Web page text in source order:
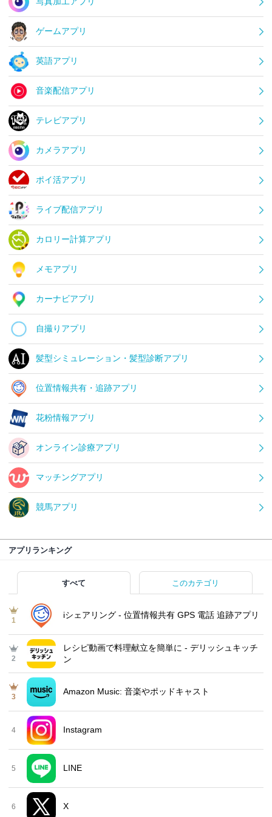
ゲームアプリ
英語アプリ
音楽配信アプリ
テレビアプリ
カメラアプリ
ポイ活アプリ
ライブ配信アプリ
カロリー計算アプリ
メモアプリ
カーナビアプリ
自撮りアプリ
髪型シミュレーション・髪型診断アプリ
位置情報共有・追跡アプリ
花粉情報アプリ
オンライン診療アプリ
マッチングアプリ
競馬アプリ
アプリランキング
すべて このカテゴリ
1
iシェアリング - 位置情報共有 GPS 電話 追跡アプリ
2
レシピ動画で料理献立を簡単‪に - デリッシュキッチ
ン
3
Amazon Music: 音楽やポッドキャスト
4 Instagram
5 LINE
6 X